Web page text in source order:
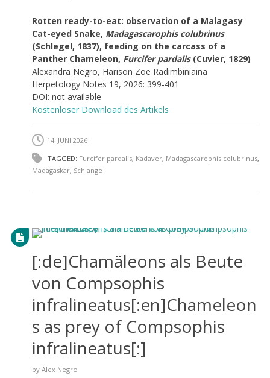
Rotten ready-to-eat: observation of a Malagasy
Cat-eyed Snake, Madagascarophis colubrinus
(Schlegel, 1837), feeding on the carcass of a
Panther Chameleon, Furcifer pardalis (Cuvier, 1829)
Alexandra Negro, Harison Zoe Radimbiniaina
Herpetology Notes 19, 2026: 399-401
DOI: not available
Kostenloser Download des Artikels
14. JUNI 2026
TAGGED: Furcifer pardalis, Kadaver, Madagascarophis colubrinus,
Madagaskar, Schlange
[:de]Chamäleons als Beute
von Compsophis
infralineatus[:en]Chameleon
s as prey of Compsophis
infralineatus[:]
by Alex Negro